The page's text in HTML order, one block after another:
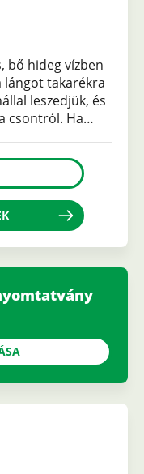
bő hideg vízben
lángot takarékra
leszedjük, és
csontról. Ha…